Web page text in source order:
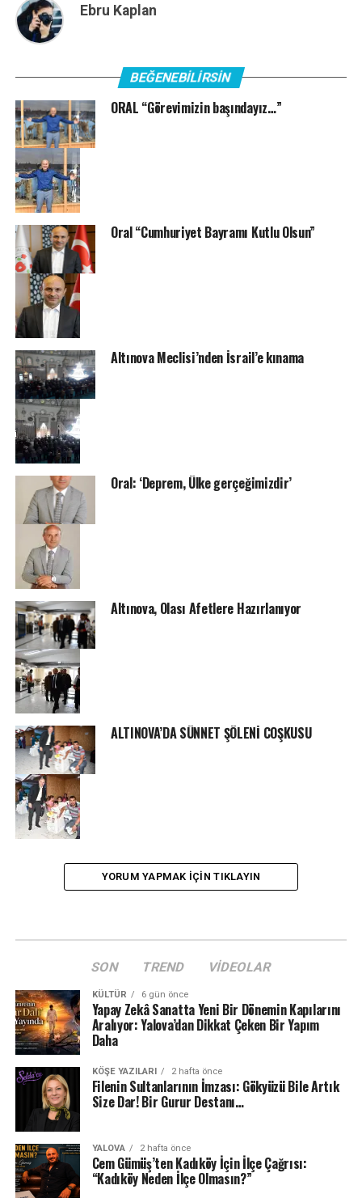
Ebru Kaplan
BEĞENEBILIRSIN
ORAL “Görevimizin başındayız…”
Oral “Cumhuriyet Bayramı Kutlu Olsun”
Altınova Meclisi’nden İsrail’e kınama
Oral: ‘Deprem, Ülke gerçeğimizdir’
Altınova, Olası Afetlere Hazırlanıyor
ALTINOVA’DA SÜNNET ŞÖLENİ COŞKUSU
YORUM YAPMAK IÇIN TIKLAYIN
SON TREND VIDEOLAR
KÜLTÜR 6 gün önce
Yapay Zekâ Sanatta Yeni Bir Dönemin Kapılarını
Aralıyor: Yalova’dan Dikkat Çeken Bir Yapım
Daha
KÖŞE YAZILARI 2 hafta önce
Filenin Sultanlarının İmzası: Gökyüzü Bile Artık
Size Dar! Bir Gurur Destanı…
YALOVA 2 hafta önce
Cem Gümüş’ten Kadıköy İçin İlçe Çağrısı:
“Kadıköy Neden İlçe Olmasın?”